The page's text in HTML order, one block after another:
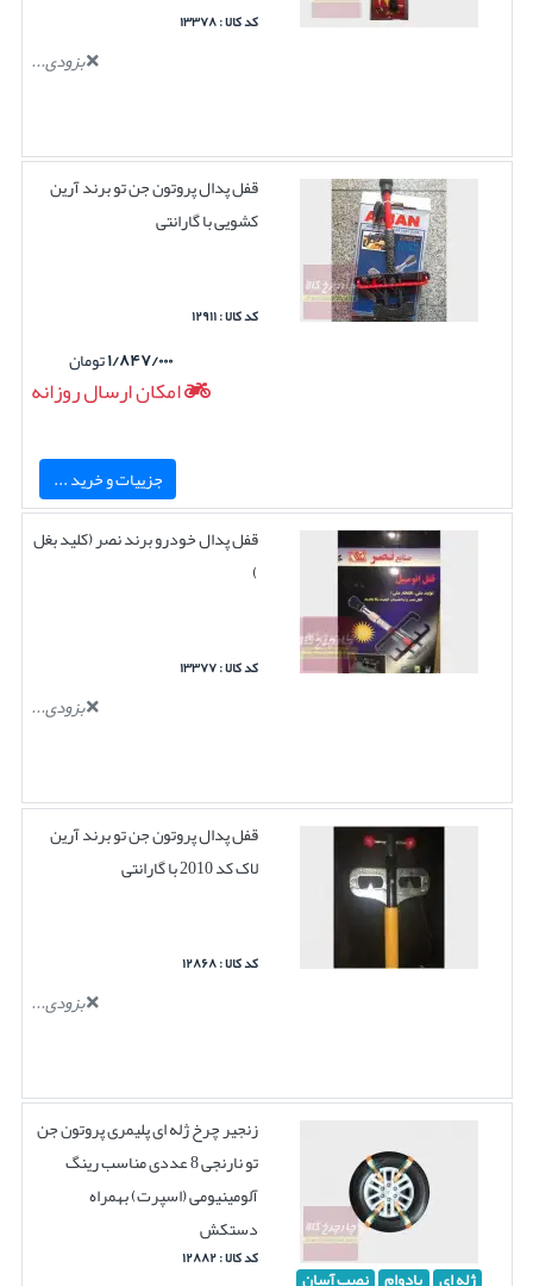
کد کالا : ۱۳۳۷۸
بزودی...
قفل پدال پروتون جن تو برند آرین
کشویی با گارانتی
کد کالا : ۱۲۹۱۱
۱/۸۴۷/۰۰۰تومان
امکان ارسال روزانه
جزییات و خرید ...
قفل پدال خودرو برند نصر (کلید بغل
)
کد کالا : ۱۳۳۷۷
بزودی...
قفل پدال پروتون جن تو برند آرین
لاک کد 2010 با گارانتی
کد کالا : ۱۲۸۶۸
بزودی...
زنجیر چرخ ژله ای پلیمری پروتون جن
تو نارنجی 8 عددی مناسب رینگ
آلومینیومی (اسپرت) بهمراه
دستکش
کد کالا : ۱۲۸۸۲